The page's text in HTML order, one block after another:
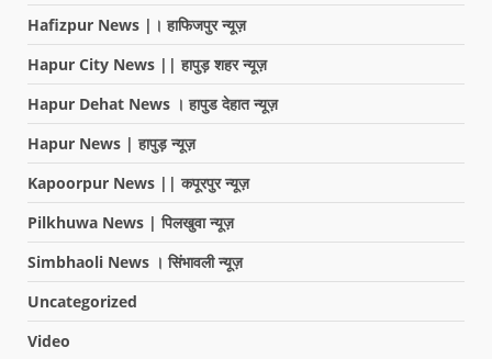
Hafizpur News |। हाफिजपुर न्यूज़
Hapur City News || हापुड़ शहर न्यूज़
Hapur Dehat News । हापुड देहात न्यूज़
Hapur News | हापुड़ न्यूज़
Kapoorpur News || कपूरपुर न्यूज़
Pilkhuwa News | पिलखुवा न्यूज़
Simbhaoli News । सिंभावली न्यूज़
Uncategorized
Video